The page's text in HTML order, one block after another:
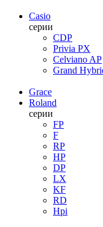
Casio
серии
CDP
Privia PX
Celviano AP
Grand
Grace
Roland
серии
FP
F
RP
HP
DP
LX
KF
RD
Hpi